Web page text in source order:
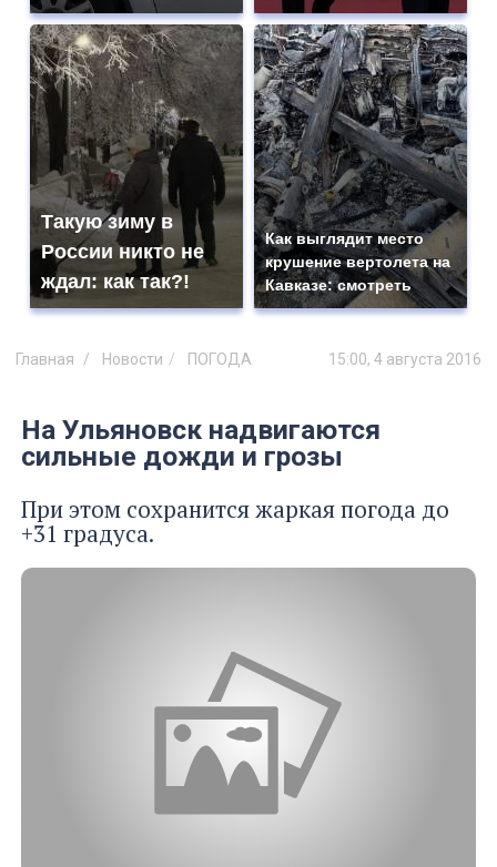
Такую зиму в
России никто не
ждал: как так?!
Как выглядит место
крушение вертолета на
Кавказе: смотреть
Главная Новости ПОГОДА 15:00, 4 августа 2016
На Ульяновск надвигаются
сильные дожди и грозы
При этом сохранится жаркая погода до
+31 градуса.